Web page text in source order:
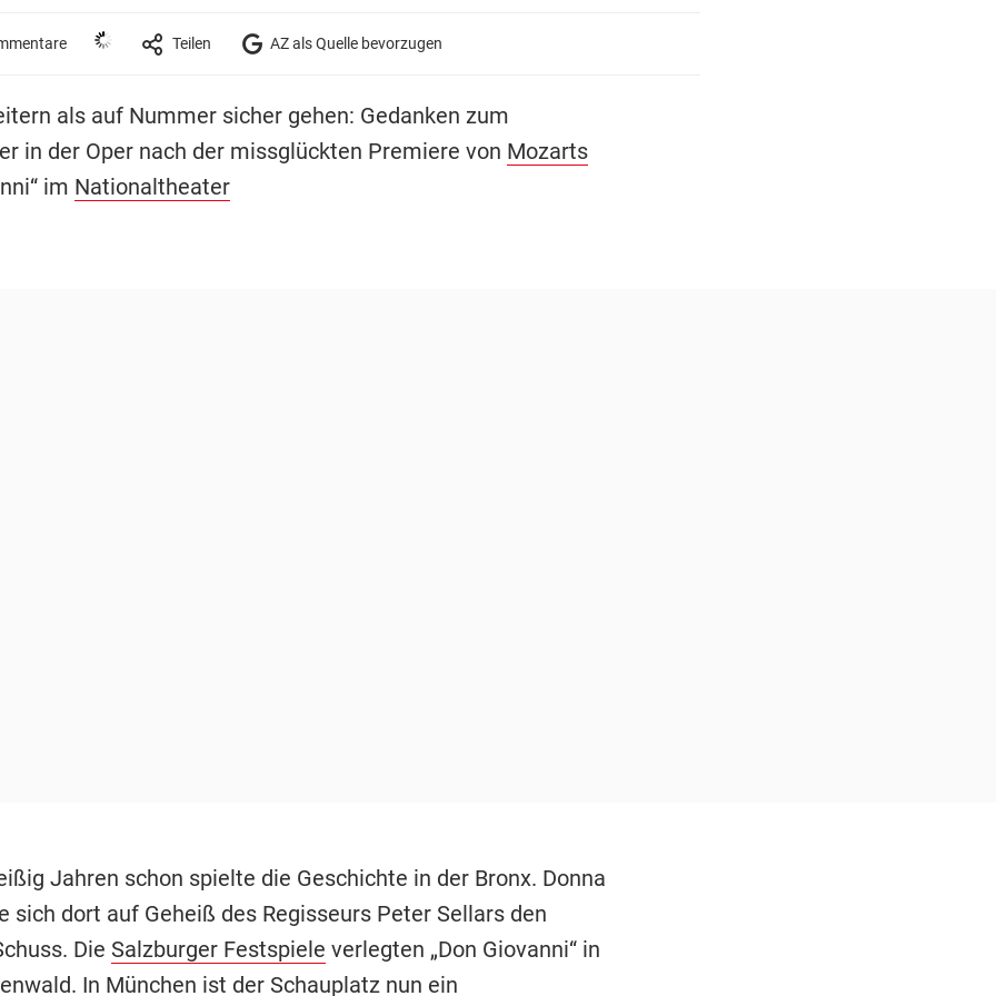
Teilen AZ als Quelle bevorzugen
als auf Nummer sicher gehen: Gedanken zum
in der Oper nach der missglückten Premiere von Mozarts
im Nationaltheater
Jahren schon spielte die Geschichte in der Bronx. Donna
sich dort auf Geheiß des Regisseurs Peter Sellars den
Die Salzburger Festspiele verlegten „Don Giovanni“ in
In München ist der Schauplatz nun ein